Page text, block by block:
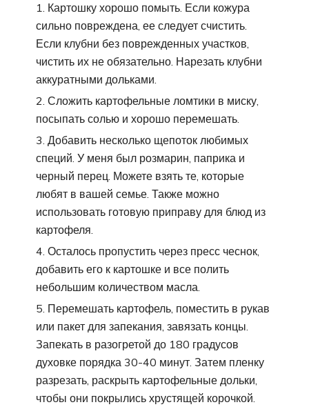
Картошку хорошо помыть. Если кожура
сильно повреждена, ее следует счистить.
Если клубни без поврежденных участков,
чистить их не обязательно. Нарезать клубни
аккуратными дольками.
Сложить картофельные ломтики в миску,
посыпать солью и хорошо перемешать.
Добавить несколько щепоток любимых
специй. У меня был розмарин, паприка и
черный перец. Можете взять те, которые
любят в вашей семье. Также можно
использовать готовую приправу для блюд из
картофеля.
Осталось пропустить через пресс чеснок,
добавить его к картошке и все полить
небольшим количеством масла.
Перемешать картофель, поместить в рукав
или пакет для запекания, завязать концы.
Запекать в разогретой до 180 градусов
духовке порядка 30-40 минут. Затем пленку
разрезать, раскрыть картофельные дольки,
чтобы они покрылись хрустящей корочкой.